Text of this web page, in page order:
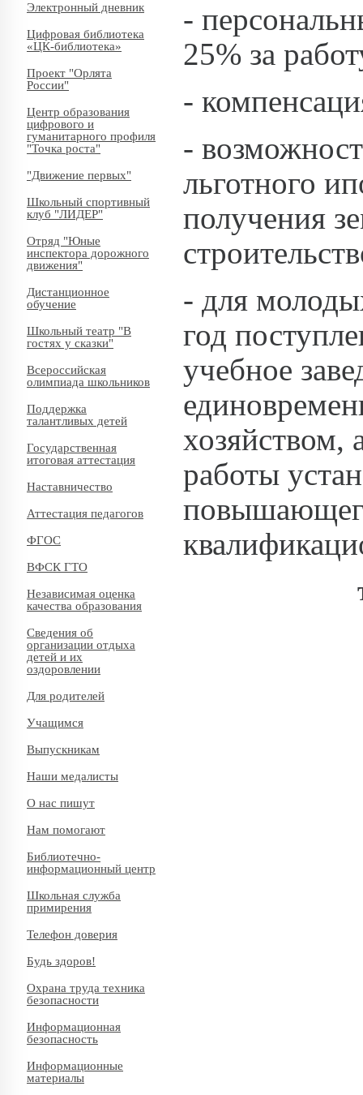
Электронный дневник
Цифровая библиотека
«ЦК-библиотека»
Проект "Орлята
России"
Центр образования
цифрового и
гуманитарного профиля
"Точка роста"
"Движение первых"
Школьный спортивный
клуб "ЛИДЕР"
Отряд "Юные
инспектора дорожного
движения"
Дистанционное
обучение
Школьный театр "В
гостях у сказки"
Всероссийская
олимпиада школьников
Поддержка
талантливых детей
Государственная
итоговая аттестация
Наставничество
Аттестация педагогов
ФГОС
ВФСК ГТО
Независимая оценка
качества образования
Сведения об
организации отдыха
детей и их
оздоровлении
Для родителей
Учащимся
Выпускникам
Наши медалисты
О нас пишут
Нам помогают
Библиотечно-
информационный центр
Школьная служба
примирения
Телефон доверия
Будь здоров!
Охрана труда техника
безопасности
Информационная
безопасность
Информационные
материалы
-
25% за
-
-
льготного
получения
- для
год
учебное
хозяйством,
работы